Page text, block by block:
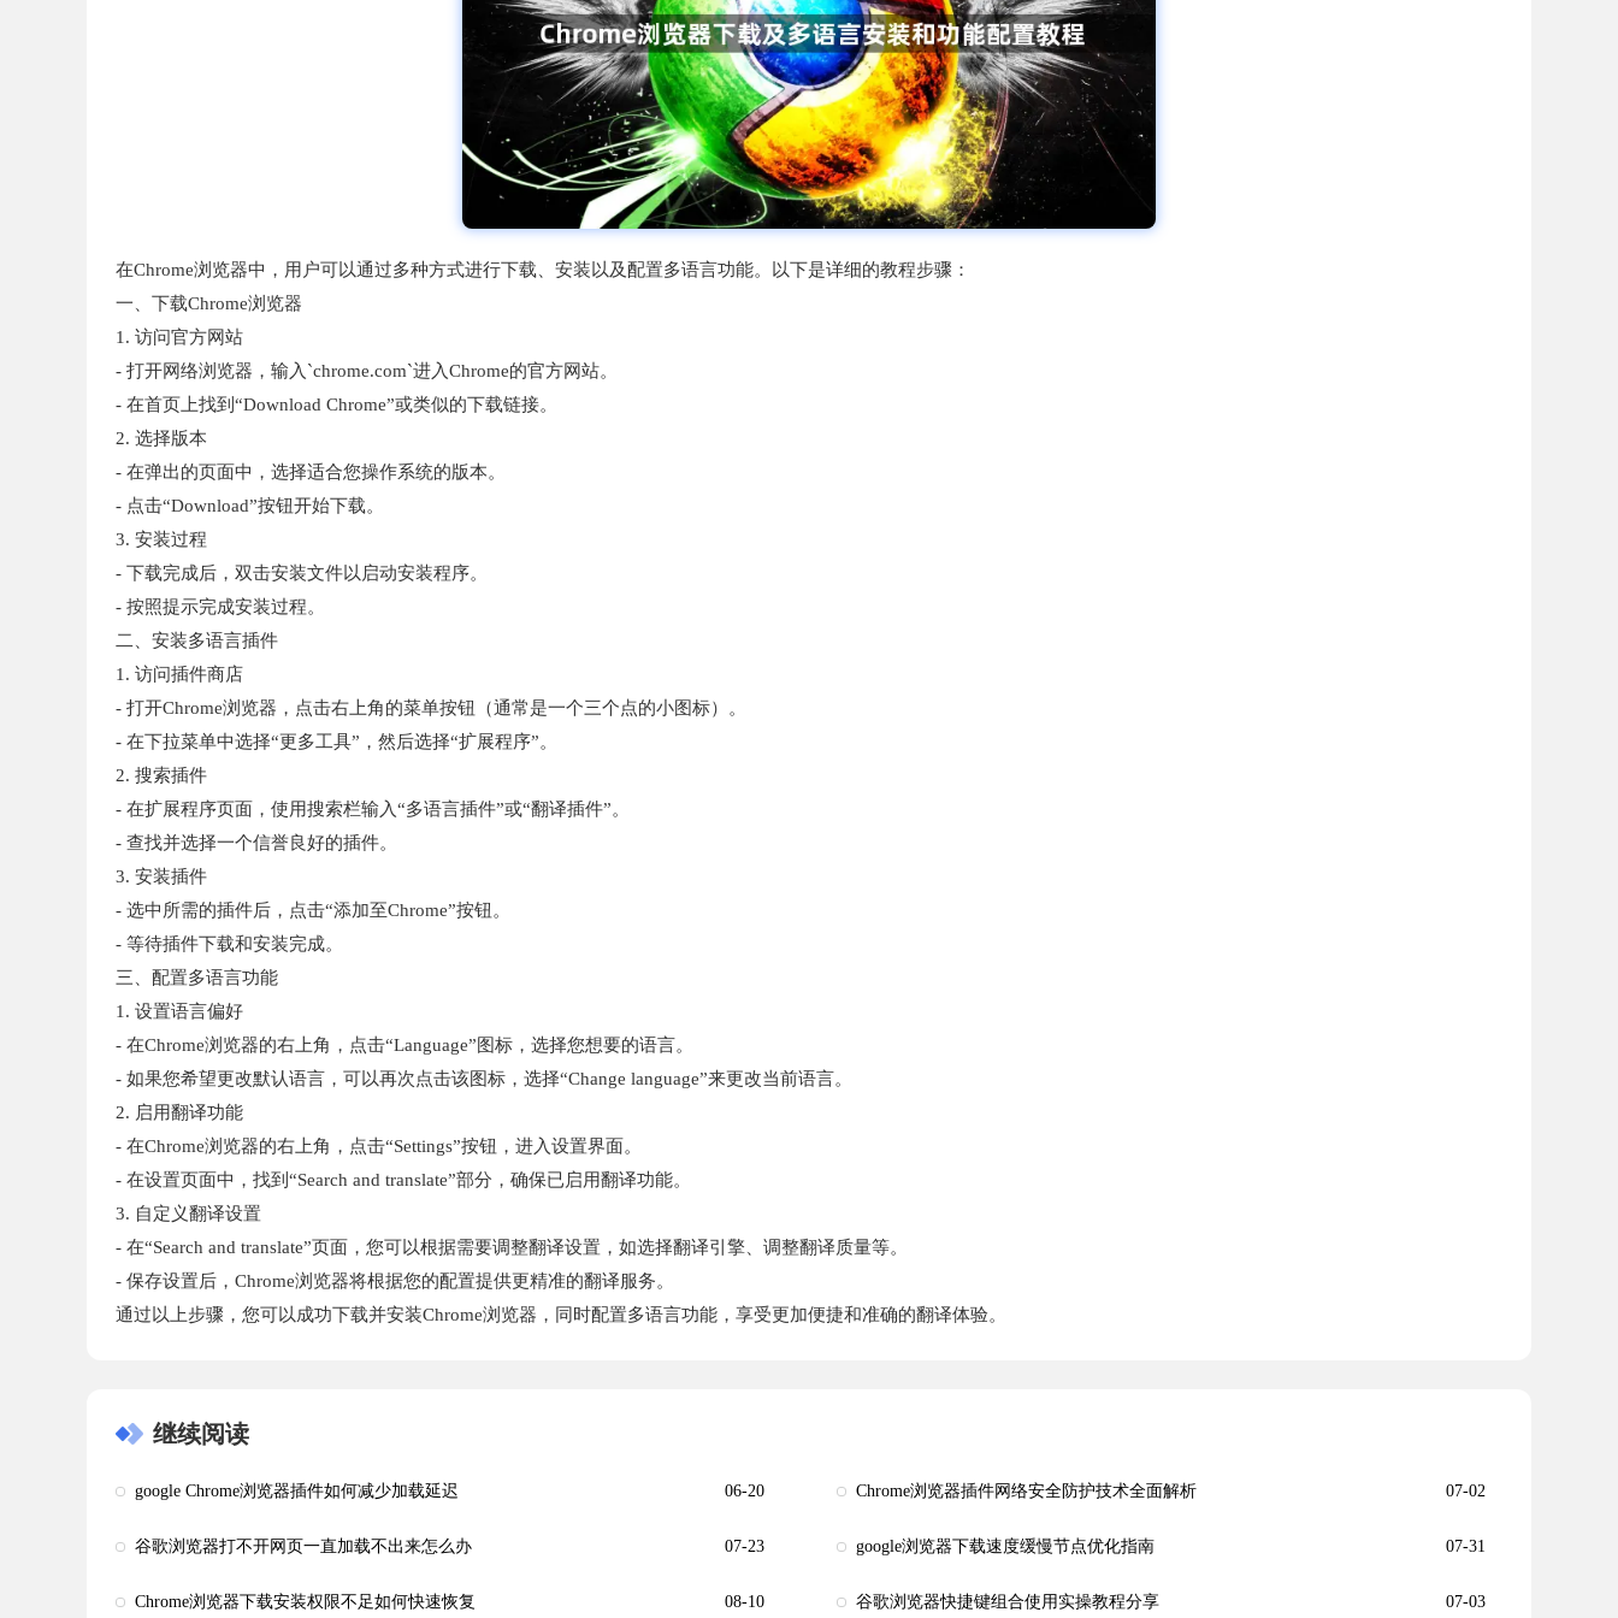
在Chrome浏览器中，用户可以通过多种方式进行下载、安装以及配置多语言功能。以下是详细的教程步骤：
一、下载Chrome浏览器
1. 访问官方网站
- 打开网络浏览器，输入`chrome.com`进入Chrome的官方网站。
- 在首页上找到“Download Chrome”或类似的下载链接。
2. 选择版本
- 在弹出的页面中，选择适合您操作系统的版本。
- 点击“Download”按钮开始下载。
3. 安装过程
- 下载完成后，双击安装文件以启动安装程序。
- 按照提示完成安装过程。
二、安装多语言插件
1. 访问插件商店
- 打开Chrome浏览器，点击右上角的菜单按钮（通常是一个三个点的小图标）。
- 在下拉菜单中选择“更多工具”，然后选择“扩展程序”。
2. 搜索插件
- 在扩展程序页面，使用搜索栏输入“多语言插件”或“翻译插件”。
- 查找并选择一个信誉良好的插件。
3. 安装插件
- 选中所需的插件后，点击“添加至Chrome”按钮。
- 等待插件下载和安装完成。
三、配置多语言功能
1. 设置语言偏好
- 在Chrome浏览器的右上角，点击“Language”图标，选择您想要的语言。
- 如果您希望更改默认语言，可以再次点击该图标，选择“Change language”来更改当前语言。
2. 启用翻译功能
- 在Chrome浏览器的右上角，点击“Settings”按钮，进入设置界面。
- 在设置页面中，找到“Search and translate”部分，确保已启用翻译功能。
3. 自定义翻译设置
- 在“Search and translate”页面，您可以根据需要调整翻译设置，如选择翻译引擎、调整翻译质量等。
- 保存设置后，Chrome浏览器将根据您的配置提供更精准的翻译服务。
通过以上步骤，您可以成功下载并安装Chrome浏览器，同时配置多语言功能，享受更加便捷和准确的翻译体验。
继续阅读
google Chrome浏览器插件如何减少加载延迟 06-20 Chrome浏览器插件网络安全防护技术全面解析 07-02
谷歌浏览器打不开网页一直加载不出来怎么办 07-23 google浏览器下载速度缓慢节点优化指南 07-31
Chrome浏览器下载安装权限不足如何快速恢复 08-10 谷歌浏览器快捷键组合使用实操教程分享 07-03